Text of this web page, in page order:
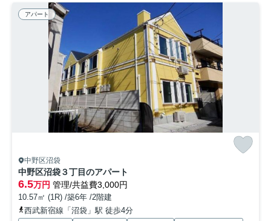
アパート
中野区沼袋
中野区沼袋３丁目のアパート
6.5万円 管理/共益費3,000円
10.57㎡ (1R) /築6年 /2階建
西武新宿線「沼袋」駅 徒歩4分